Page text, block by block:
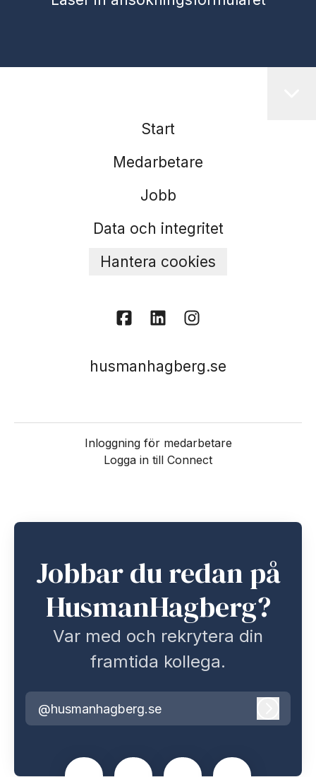
Start
Medarbetare
Jobb
Data och integritet
Hantera cookies
husmanhagberg.se
Inloggning för medarbetare
Logga in till Connect
Jobbar du redan på
HusmanHagberg?
Var med och rekrytera din
framtida kollega.
@husmanhagberg.se